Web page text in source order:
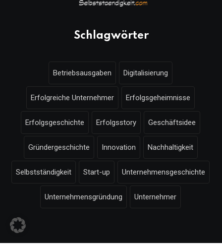
Schlagwörter
Betriebsausgaben Digitalisierung
Erfolgreiche Unternehmer Erfolgsgeheimnisse
Erfolgsgeschichte Erfolgsstory Geschäftsidee
Gründergeschichte Innovation Nachhaltigkeit
Selbstständigkeit Start-up Unternehmensgeschichte
Unternehmensgründung Unternehmer